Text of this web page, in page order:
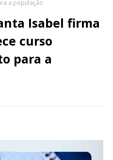
a população
Isabel firma
curso
para a